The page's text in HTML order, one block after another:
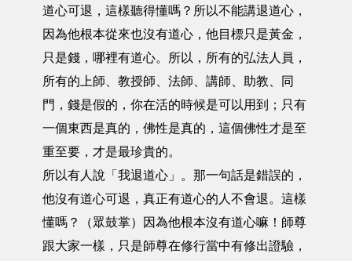
道心可退，這樣聽得懂嗎？所以不能講退道心，
因為他根本從來也沒有道心，他目標只是黃金，
只是錢，哪裡有道心。所以，所有的弘法人員，
所有的上師、教授師、法師、講師、助教、同
門，錢是假的，你在活的時候是可以用到；只有
一個東西是真的，佛性是真的，這個佛性才是至
重至要，才是最珍貴的。
所以有人說「我退道心」。那一句話是錯誤的，
他沒有道心可退，真正有道心的人不會退。這樣
懂嗎？（眾鼓掌）因為他根本沒有道心嘛！師尊
跟大家一樣，只是師尊在修行當中有修出證驗，